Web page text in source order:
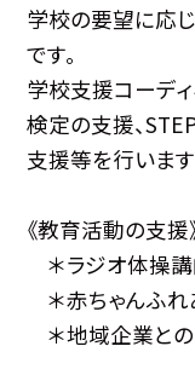
学校の要望に応
です。
学校支援コーデ
検定の支援、
支援等を行います
《教育活動の支援
＊ラジオ体操
＊赤ちゃんふれ
＊地域企業と